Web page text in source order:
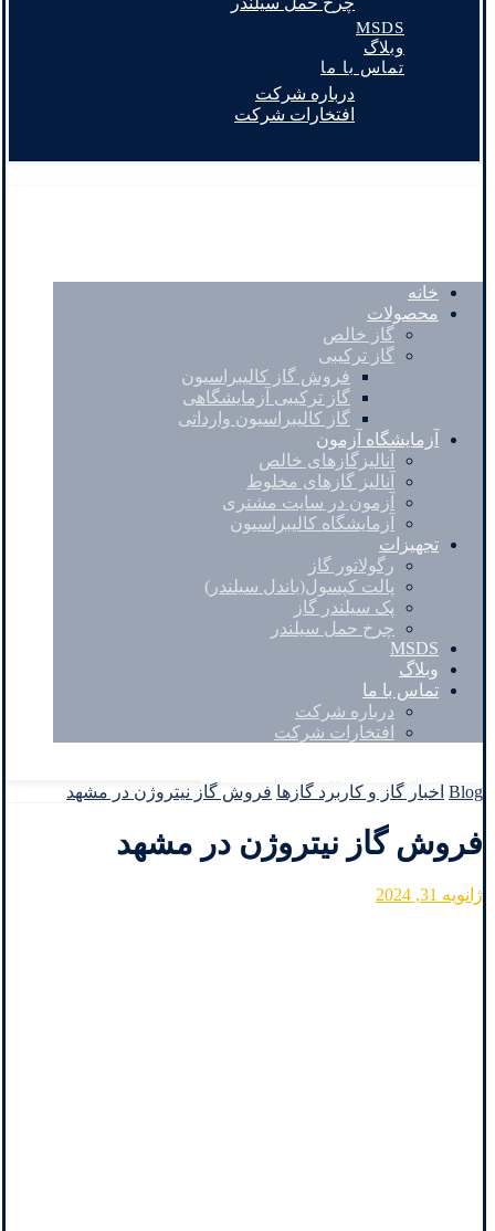
MSDS
وبلاگ
تماس با ما
درباره شرکت
افتخارات شرکت
خانه
محصولات
گاز خالص
گاز ترکیبی
فروش گاز کالیبراسیون
گاز ترکیبی آزمایشگاهی
گاز کالیبراسیون وارداتی
آزمایشگاه آزمون
آنالیزگازهای خالص
آنالیز گازهای مخلوط
آزمون در سایت مشتری
آزمایشگاه کالیبراسیون
تجهیزات
رگولاتور گاز
پالت کپسول(باندل سیلندر)
پک سیلندر گاز
چرخ حمل سیلندر
MSDS
وبلاگ
تماس با ما
درباره شرکت
افتخارات شرکت
Blog اخبار گاز و کاربرد گازها فروش گاز نیتروژن در مشهد
فروش گاز نیتروژن در مشهد
ژانویه 31, 2024